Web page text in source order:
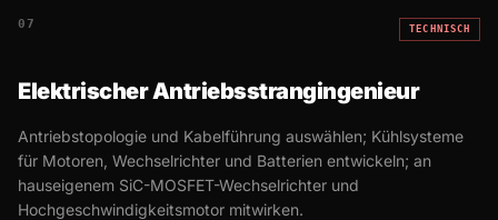
07 TECHNISCH
Elektrischer Antriebsstrangingenieur
Antriebstopologie und Kabelführung auswählen; Kühlsysteme
für Motoren, Wechselrichter und Batterien entwickeln; an
hauseigenem SiC-MOSFET-Wechselrichter und
Hochgeschwindigkeitsmotor mitwirken.